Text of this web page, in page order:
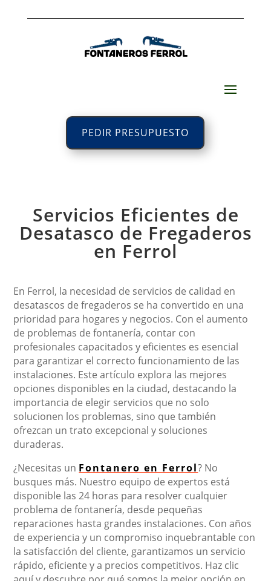
PEDIR PRESUPUESTO
Servicios Eficientes de
Desatasco de Fregaderos
en Ferrol
En Ferrol, la necesidad de servicios de calidad en
desatascos de fregaderos se ha convertido en una
prioridad para hogares y negocios. Con el aumento
de problemas de fontanería, contar con
profesionales capacitados y eficientes es esencial
para garantizar el correcto funcionamiento de las
instalaciones. Este artículo explora las mejores
opciones disponibles en la ciudad, destacando la
importancia de elegir servicios que no solo
solucionen los problemas, sino que también
ofrezcan un trato excepcional y soluciones
duraderas.
¿Necesitas un Fontanero en Ferrol? No
busques más. Nuestro equipo de expertos está
disponible las 24 horas para resolver cualquier
problema de fontanería, desde pequeñas
reparaciones hasta grandes instalaciones. Con años
de experiencia y un compromiso inquebrantable con
la satisfacción del cliente, garantizamos un servicio
rápido, eficiente y a precios competitivos. Haz clic